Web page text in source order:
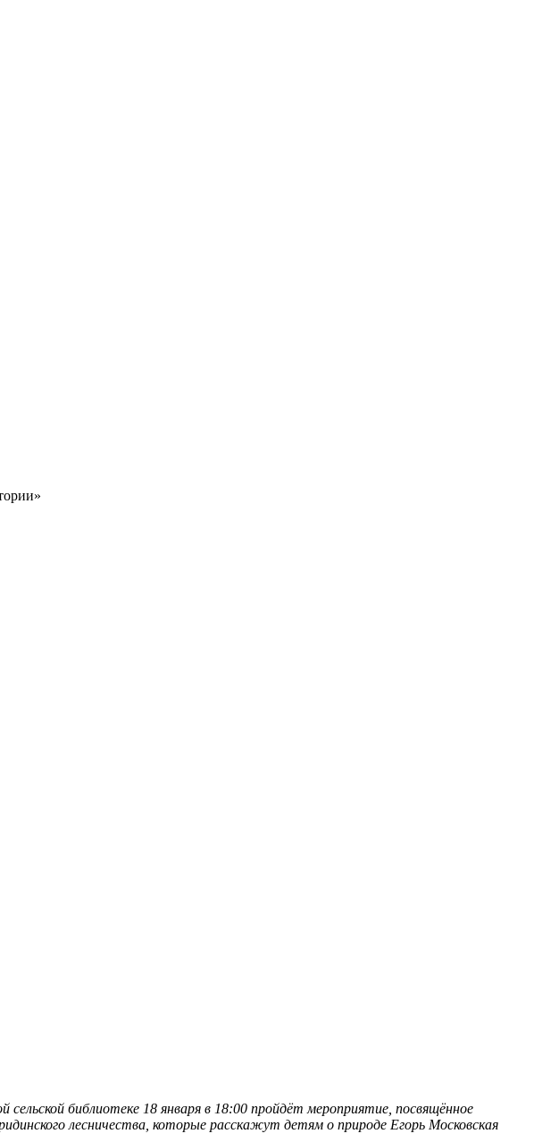
сельской библиотеке 18 января в 18:00 пройдёт мероприятие, посвящённое
лесничества, которые расскажут детям о природе Егорь Московская